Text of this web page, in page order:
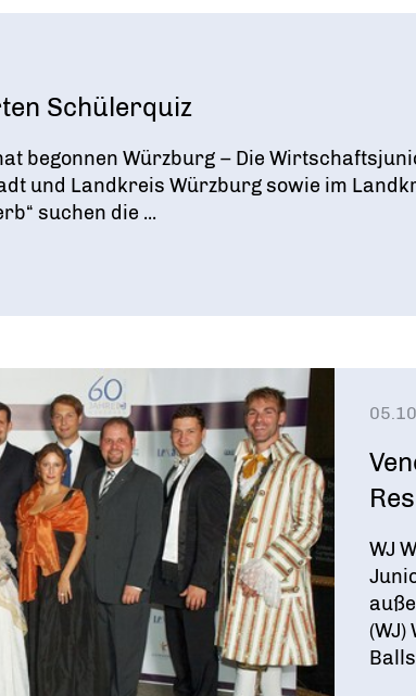
Schülerquiz
begonnen Würzburg – Die
und Landkreis Würzburg sowie im
suchen die ...
WJ